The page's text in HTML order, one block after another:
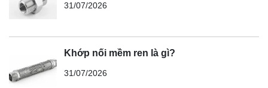
31/07/2026
Khớp nối mềm ren là gì?
31/07/2026